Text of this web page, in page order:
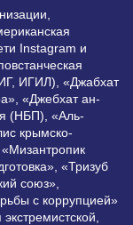
Instagram и
ИГИЛ), «Джабхат
«Джебхат ан-
(НБП), «Аль-
крымско-
«Тризуб
союз»,
с коррупцией»